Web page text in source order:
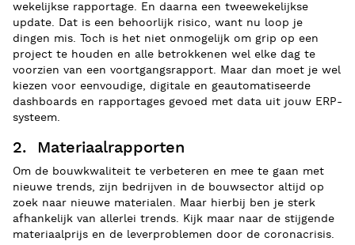
wekelijkse rapportage. En daarna een tweewekelijkse
update. Dat is een behoorlijk risico, want nu loop je
dingen mis. Toch is het niet onmogelijk om grip op een
project te houden en alle betrokkenen wel elke dag te
voorzien van een voortgangsrapport. Maar dan moet je wel
kiezen voor eenvoudige, digitale en geautomatiseerde
dashboards en rapportages gevoed met data uit jouw ERP-
systeem.
2. Materiaalrapporten
Om de bouwkwaliteit te verbeteren en mee te gaan met
nieuwe trends, zijn bedrijven in de bouwsector altijd op
zoek naar nieuwe materialen. Maar hierbij ben je sterk
afhankelijk van allerlei trends. Kijk maar naar de stijgende
materiaalprijs en de leverproblemen door de coronacrisis.